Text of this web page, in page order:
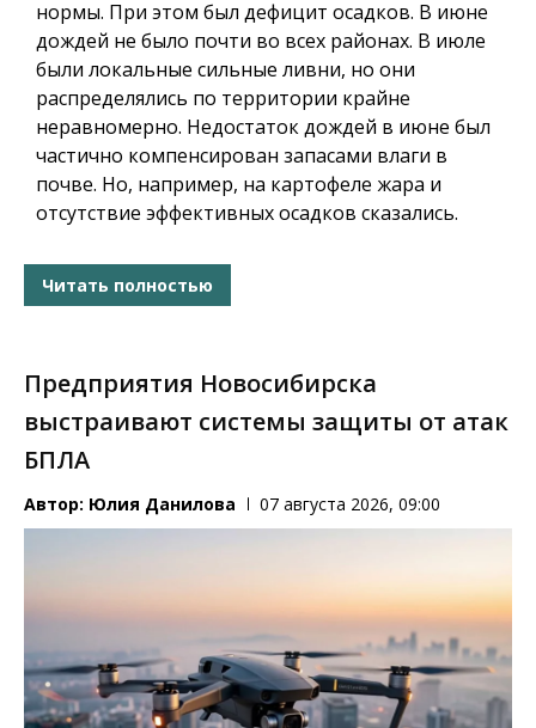
нормы. При этом был дефицит осадков. В июне
дождей не было почти во всех районах. В июле
были локальные сильные ливни, но они
распределялись по территории крайне
неравномерно. Недостаток дождей в июне был
частично компенсирован запасами влаги в
почве. Но, например, на картофеле жара и
отсутствие эффективных осадков сказались.
Читать полностью
Предприятия Новосибирска
выстраивают системы защиты от атак
БПЛА
Автор: Юлия Данилова 07 августа 2026, 09:00